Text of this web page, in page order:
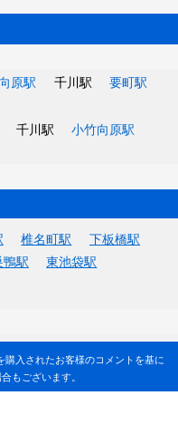
原駅 千川駅
要町駅
千川駅
小竹向原駅
椎名町駅
下板橋駅
鴨駅
東池袋駅
購入されたお客様のコメントを基に
もございます。